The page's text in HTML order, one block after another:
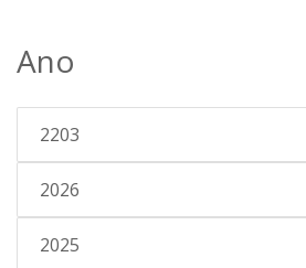
Ano
2203
2026
2025